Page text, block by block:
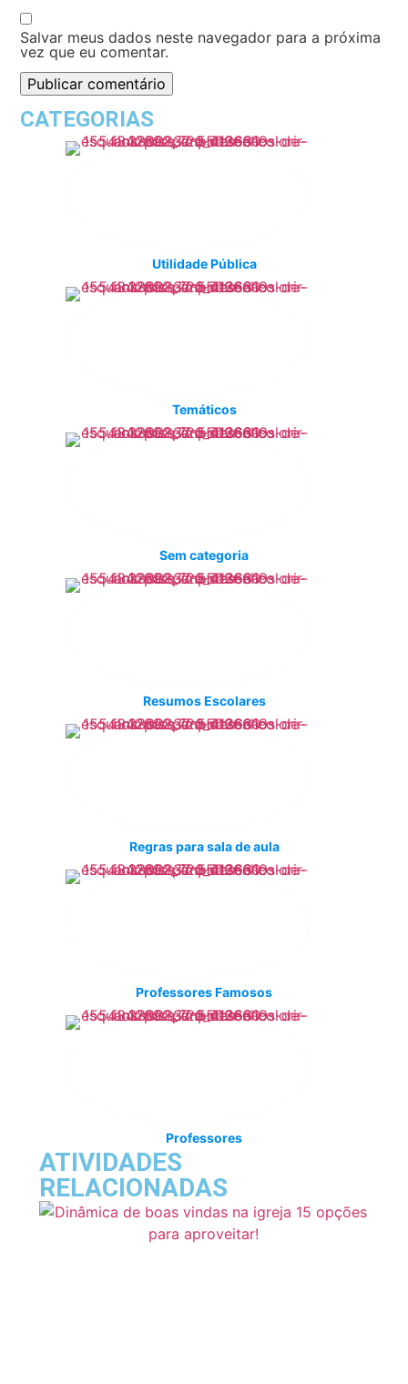
Salvar meus dados neste navegador para a próxima
vez que eu comentar.
CATEGORIAS
Utilidade Pública
Temáticos
Sem categoria
Resumos Escolares
Regras para sala de aula
Professores Famosos
Professores
ATIVIDADES
RELACIONADAS